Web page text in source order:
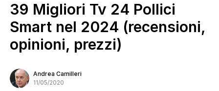
39 Migliori Tv 24 Pollici
Smart nel 2024 (recensioni,
opinioni, prezzi)
Andrea Camilleri
11/05/2020